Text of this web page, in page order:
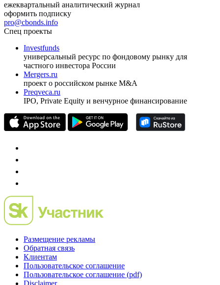
ежеквартальный аналитический журнал
оформить подписку
pro@cbonds.info
Спец проекты
Investfunds
универсальный ресурс по фондовому рынку для
частного инвестора России
Mergers.ru
проект о российском рынке M&A
Preqveca.ru
IPO, Private Equity и венчурное финансирование
Размещение рекламы
Обратная связь
Клиентам
Пользовательское соглашение
Пользовательское соглашение (pdf)